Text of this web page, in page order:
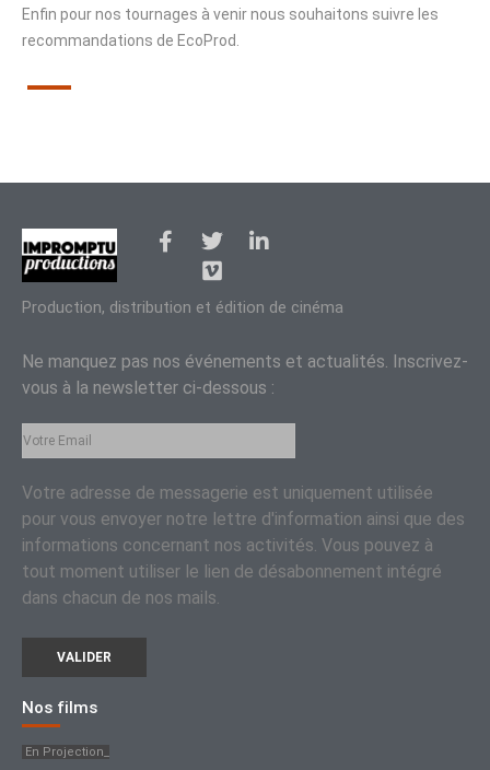
Enfin pour nos tournages à venir nous souhaitons suivre les
recommandations de EcoProd.
Impromptu Productions
Production, distribution et édition de cinéma
Ne manquez pas nos événements et actualités. Inscrivez-
vous à la newsletter ci-dessous :
Votre adresse de messagerie est uniquement utilisée
pour vous envoyer notre lettre d'information ainsi que des
informations concernant nos activités. Vous pouvez à
tout moment utiliser le lien de désabonnement intégré
dans chacun de nos mails.
Nos films
En Projection_